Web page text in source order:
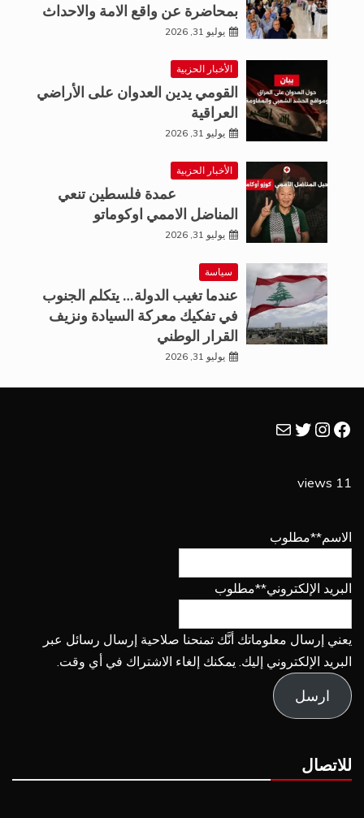
بمحاضرة عن واقع الامة والاحداث
يوليو 31, 2026
الأخبار الحزبية
القومي يدين العدوان على الأراضي
العراقية
يوليو 31, 2026
الأخبار الحزبية
عمدة فلسطين تنعي
المناضل الاممي اوكوماتو
يوليو 31, 2026
سياسة
عندما تغيب الدولة… يتكلم الجنوب
في تفكيك معركة السيادة ونزيف
القرار الوطني
يوليو 31, 2026
فيسبوك
إنستجرام
تويتر
بريد
11 views
الاسم**مطلوب
البريد الإلكتروني**مطلوب
يعني إرسال معلوماتك أنَّك تمنحنا صلاحية إرسال رسائل عبر
البريد الإلكتروني إليك. يمكنك إلغاء الاشتراك في أي وقت.
ارسل
للاتصال